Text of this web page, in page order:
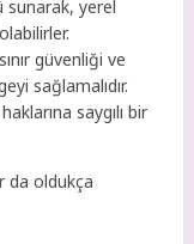
sunarak, yerel
güvenliği ve
sağlamalıdır.
saygılı bir
da oldukça